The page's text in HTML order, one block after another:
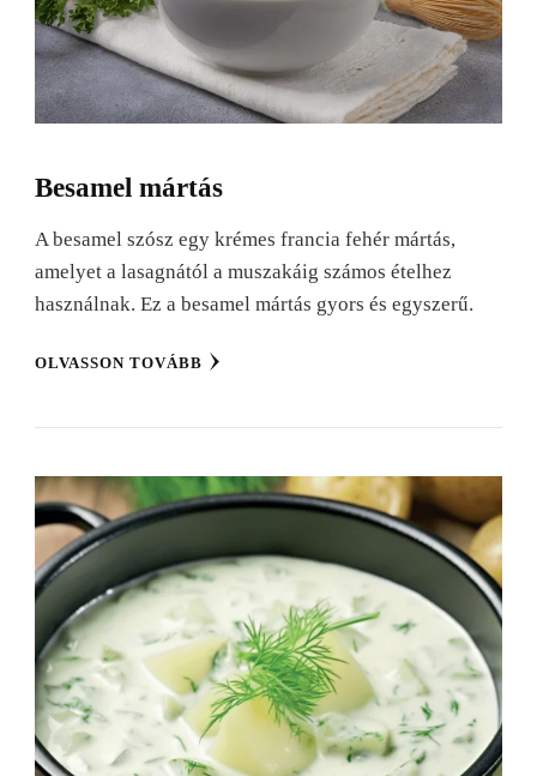
Besamel mártás
A besamel szósz egy krémes francia fehér mártás,
amelyet a lasagnától a muszakáig számos ételhez
használnak. Ez a besamel mártás gyors és egyszerű.
OLVASSON TOVÁBB